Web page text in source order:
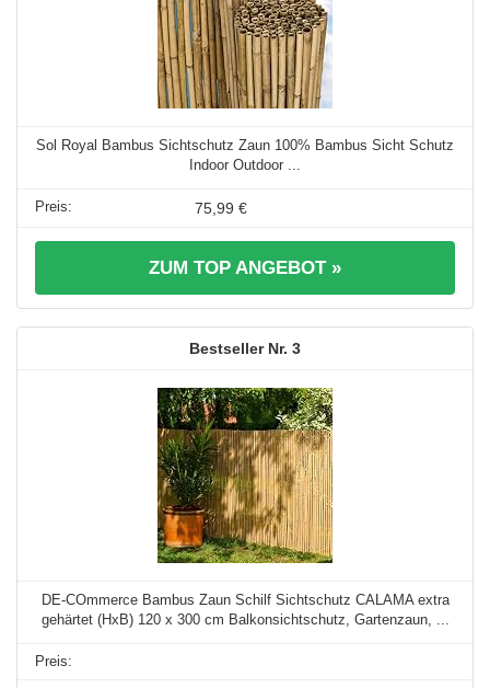
Sol Royal Bambus Sichtschutz Zaun 100% Bambus Sicht Schutz
Indoor Outdoor ...
75,99 €
ZUM TOP ANGEBOT »
3
DE-COmmerce Bambus Zaun Schilf Sichtschutz CALAMA extra
gehärtet (HxB) 120 x 300 cm Balkonsichtschutz, Gartenzaun, ...